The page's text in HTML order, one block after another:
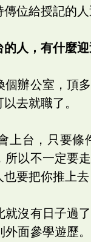
位給授記的人
人，有什麼
辦公室，頂
去就職了。
上台，只要
以不一定要
要把你推上
沒有日子過
面參學遊歷